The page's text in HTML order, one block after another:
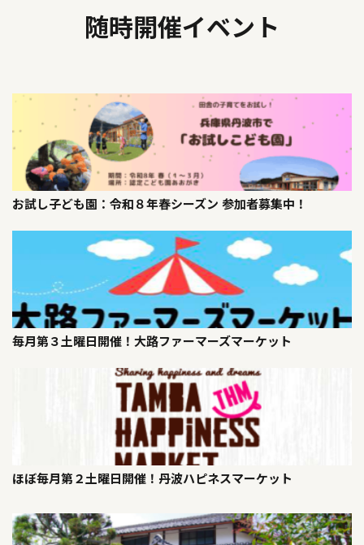
随時開催イベント
お試し子ども園：令和８年春シーズン 参加者募集中！
毎月第３土曜日開催！大路ファーマーズマーケット
ほぼ毎月第２土曜日開催！丹波ハピネスマーケット